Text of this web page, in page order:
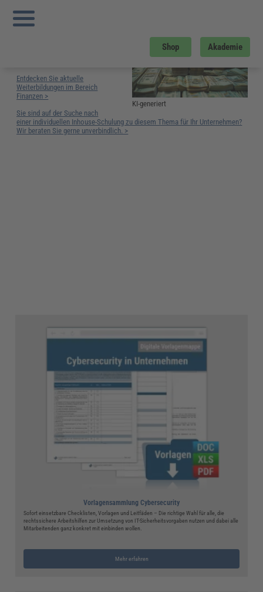
Shop Akademie
Sie sind hier:
Barmittel
KI-generiert
Entdecken Sie aktuelle
Weiterbildungen im Bereich
Finanzen >
Sie sind auf der Suche nach
einer individuellen Inhouse-Schulung zu diesem Thema für Ihr Unternehmen?
Wir beraten Sie gerne unverbindlich. >
Vorlagensammlung Cybersecurity
Sofort einsetzbare Checklisten, Vorlagen und Leitfäden – Die richtige Wahl für alle, die
rechtssichere Arbeitshilfen zur Umsetzung von IT-Sicherheitsvorgaben nutzen und dabei alle
Mitarbeitenden ganz konkret mit einbinden wollen.
Mehr erfahren